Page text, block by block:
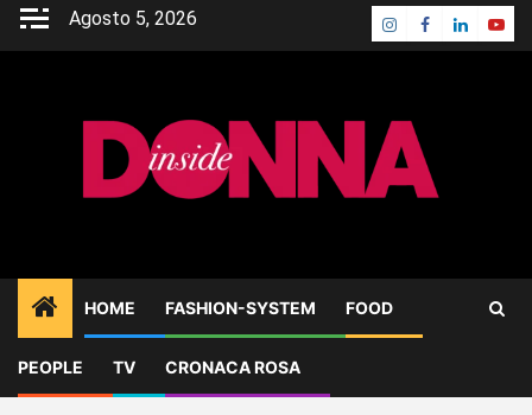
Skip
Agosto 5, 2026 Instagram
Facebook
Linkedin
HOME FASHION-SYSTEM FOOD
PEOPLE TV CRONACA ROSA
Home Blog TV